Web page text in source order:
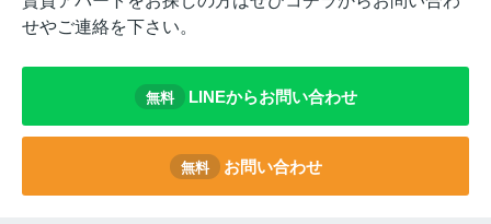
せやご連絡を下さい。
無料 LINEからお問い合わせ
無料 お問い合わせ